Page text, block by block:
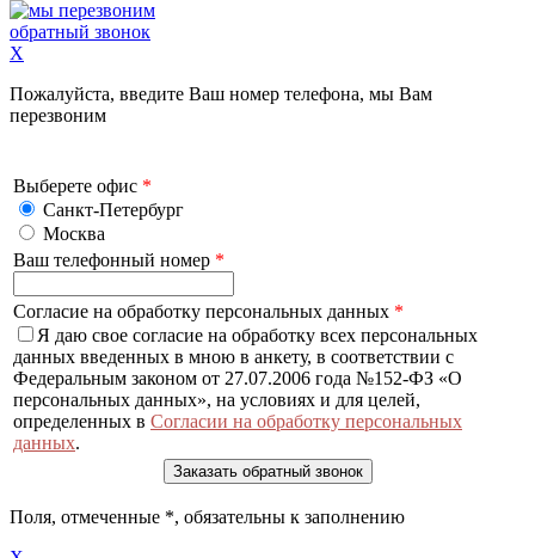
обратный звонок
X
Пожалуйста, введите Ваш номер телефона, мы Вам
перезвоним
Выберете офис *
Санкт-Петербург
Москва
Ваш телефонный номер *
Согласие на обработку персональных данных *
Я даю свое согласие на обработку всех персональных
данных введенных в мною в анкету, в соответствии с
Федеральным законом от 27.07.2006 года №152-ФЗ «О
персональных данных», на условиях и для целей,
определенных в Согласии на обработку персональных
данных.
Поля, отмеченные *, обязательны к заполнению